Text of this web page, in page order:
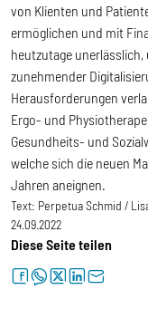
von Klienten und
ermöglichen und mit
heutzutage
zunehmender
Herausforderungen
Ergo- und
Gesundheits- und
welche sich die neuen
Jahren aneignen.
Text: Perpetua Schmid /
24.09.2022
Diese Seite teilen
facebookwhatsapptwitterlinkedinletter